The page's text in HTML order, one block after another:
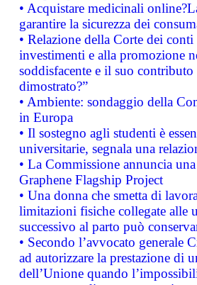
• Acquistare medicinali
garantire la sicurezza dei
• Relazione della Corte dei
investimenti e alla promozione
soddisfacente e il suo
dimostrato?”
• Ambiente: sondaggio della
in Europa
• Il sostegno agli studenti è
universitarie, segnala una
• La Commissione annuncia
Graphene Flagship Project
• Una donna che smetta di
limitazioni fisiche collegate alle
successivo al parto può
• Secondo l’avvocato
ad autorizzare la prestazione di
dell’Unione quando